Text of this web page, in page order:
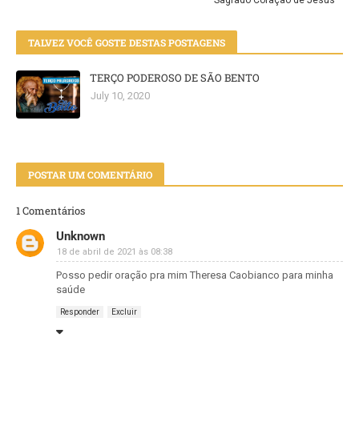
TALVEZ VOCÊ GOSTE DESTAS POSTAGENS
TERÇO PODEROSO DE SÃO BENTO
July 10, 2020
POSTAR UM COMENTÁRIO
1 Comentários
Unknown
18 de abril de 2021 às 08:38
Posso pedir oração pra mim Theresa Caobianco para minha
saúde
Responder Excluir